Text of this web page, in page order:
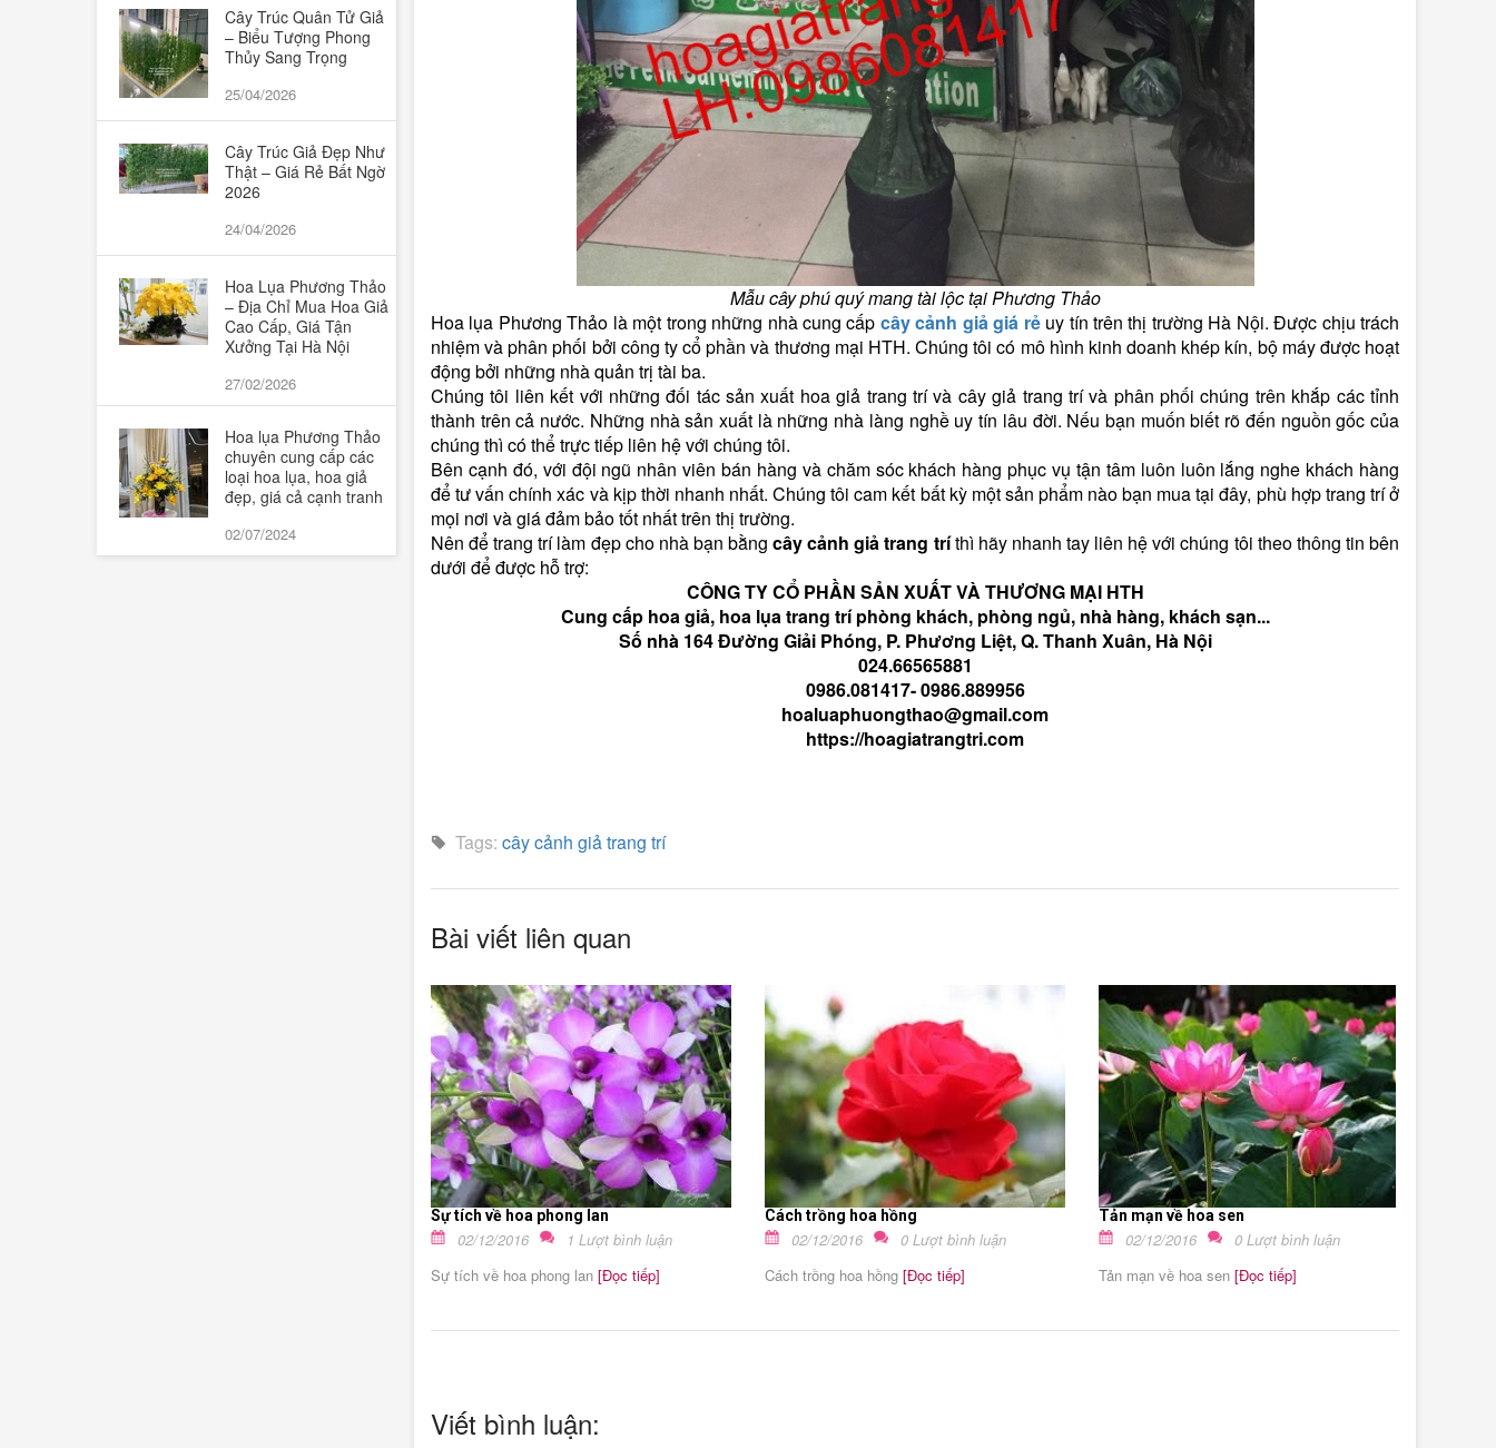
Mẫu cây phú quý mang tài lộc tại Phương Thảo
Hoa lụa Phương Thảo là một trong những nhà cung cấp cây cảnh giả giá rẻ uy tín trên thị trường Hà Nội. Được chịu trách
nhiệm và phân phối bởi công ty cổ phần và thương mại HTH. Chúng tôi có mô hình kinh doanh khép kín, bộ máy được hoạt
động bởi những nhà quản trị tài ba.
Chúng tôi liên kết với những đối tác sản xuất hoa giả trang trí và cây giả trang trí và phân phối chúng trên khắp các tỉnh
thành trên cả nước. Những nhà sản xuất là những nhà làng nghề uy tín lâu đời. Nếu bạn muốn biết rõ đến nguồn gốc của
chúng thì có thể trực tiếp liên hệ với chúng tôi.
Bên cạnh đó, với đội ngũ nhân viên bán hàng và chăm sóc khách hàng phục vụ tận tâm luôn luôn lắng nghe khách hàng
để tư vấn chính xác và kịp thời nhanh nhất. Chúng tôi cam kết bất kỳ một sản phẩm nào bạn mua tại đây, phù hợp trang trí ở
mọi nơi và giá đảm bảo tốt nhất trên thị trường.
Nên để trang trí làm đẹp cho nhà bạn bằng cây cảnh giả trang tríthì hãy nhanh tay liên hệ với chúng tôi theo thông tin bên
dưới để được hỗ trợ:
CÔNG TY CỔ PHẦN SẢN XUẤT VÀ THƯƠNG MẠI HTH
Cung cấp hoa giả, hoa lụa trang trí phòng khách, phòng ngủ, nhà hàng, khách sạn...
Số nhà 164 Đường Giải Phóng, P. Phương Liệt, Q. Thanh Xuân, Hà Nội
024.66565881
0986.081417- 0986.889956
hoaluaphuongthao@gmail.com
https://hoagiatrangtri.com
Tags: cây cảnh giả trang trí
Bài viết liên quan
Sự tích về hoa phong lan
02/12/2016
1 Lượt bình luận
Sự tích về hoa phong lan [Đọc tiếp]
Cách trồng hoa hồng
02/12/2016
0 Lượt bình luận
Cách trồng hoa hồng[Đọc tiếp]
Tản mạn về hoa sen
02/12/2016
0 Lượt bình luận
Tản mạn về hoa sen[Đọc tiếp]
Viết bình luận:
Chậu, giỏ,cốc hoa nhựa
Quà tặng Valentine, 8/3 và 20/10
Cây Trúc Quân Tử Giả
– Biểu Tượng Phong
Thủy Sang Trọng
25/04/2026
Cây Trúc Giả Đẹp Như
Thật – Giá Rẻ Bất Ngờ
2026
24/04/2026
Hoa Lụa Phương Thảo
– Địa Chỉ Mua Hoa Giả
Cao Cấp, Giá Tận
Xưởng Tại Hà Nội
27/02/2026
Hoa lụa Phương Thảo
chuyên cung cấp các
loại hoa lụa, hoa giả
đẹp, giá cả cạnh tranh
02/07/2024